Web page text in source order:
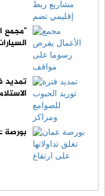
"مجمع
تمديد
الاستلام
بورصة